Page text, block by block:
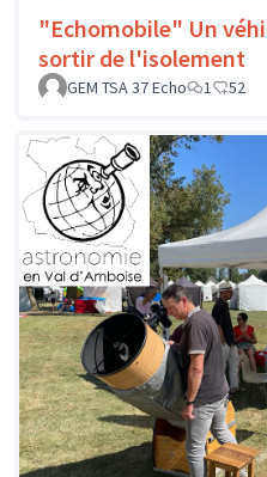
"Echomobile" Un
sortir de l'isolement
GEM TSA 37 Echo
1 52